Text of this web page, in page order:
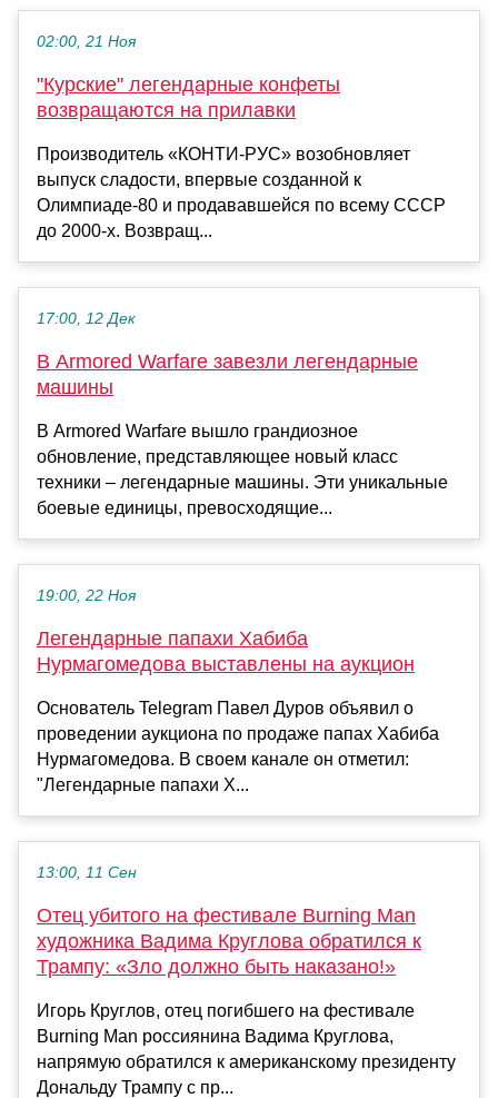
02:00, 21 Ноя
"Курские" легендарные конфеты
возвращаются на прилавки
Производитель «КОНТИ-РУС» возобновляет
выпуск сладости, впервые созданной к
Олимпиаде-80 и продававшейся по всему СССР
до 2000-х. Возвращ...
17:00, 12 Дек
В Armored Warfare завезли легендарные
машины
В Armored Warfare вышло грандиозное
обновление, представляющее новый класс
техники – легендарные машины. Эти уникальные
боевые единицы, превосходящие...
19:00, 22 Ноя
Легендарные папахи Хабиба
Нурмагомедова выставлены на аукцион
Основатель Telegram Павел Дуров объявил о
проведении аукциона по продаже папах Хабиба
Нурмагомедова. В своем канале он отметил:
"Легендарные папахи Х...
13:00, 11 Сен
Отец убитого на фестивале Burning Man
художника Вадима Круглова обратился к
Трампу: «Зло должно быть наказано!»
Игорь Круглов, отец погибшего на фестивале
Burning Man россиянина Вадима Круглова,
напрямую обратился к американскому президенту
Дональду Трампу с пр...